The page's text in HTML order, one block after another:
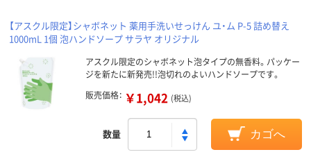
【アスクル限定】シャボネット 薬用手洗いせっけん ユ・ム P-5 詰め替え
1000mL 1個 泡ハンドソープ サラヤ オリジナル
アスクル限定のシャボネット泡タイプの無香料。パッケー
ジを新たに新発売!!泡切れのよいハンドソープです。
販売価格： ￥1,042 (税込)
数量 カゴへ